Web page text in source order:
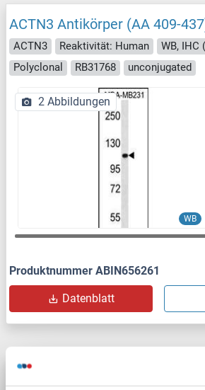
ACTN3 Antikörper (AA 409-
ACTN3 Reaktivität: Human WB, IHC
Polyclonal
RB31768 unconjugated
WB
2 Abbildungen
Produktnummer ABIN656261
Datenblatt